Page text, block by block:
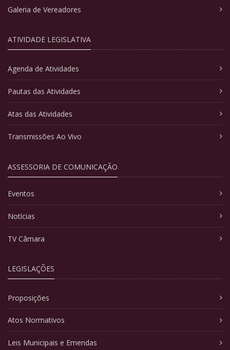
Galeria de Vereadores
ATIVIDADE LEGISLATIVA
Agenda de Atividades
Pautas das Atividades
Atas das Atividades
Transmissões Ao Vivo
ASSESSORIA DE COMUNICAÇÃO
Eventos
Notícias
TV Câmara
LEGISLAÇÕES
Proposições
Atos Normativos
Leis Municipais e Emendas